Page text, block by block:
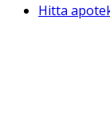
Hitta